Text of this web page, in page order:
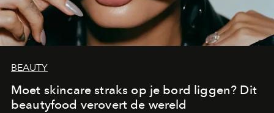
BEAUTY
Moet skincare straks op je bord liggen? Dit
beautyfood verovert de wereld